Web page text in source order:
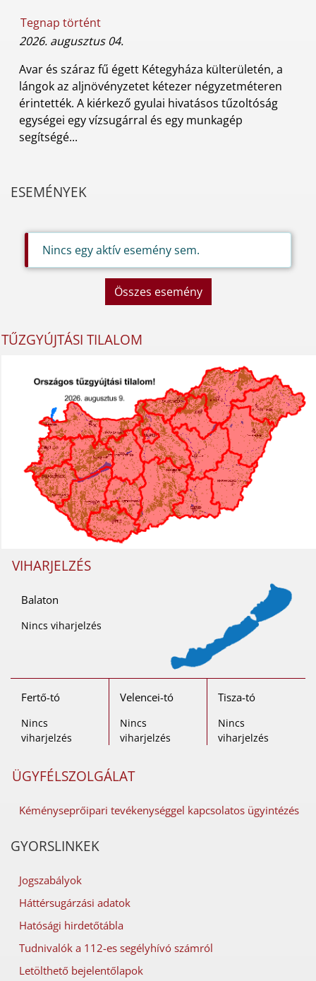
Tegnap történt
2026. augusztus 04.
Avar és száraz fű égett Kétegyháza külterületén, a
lángok az aljnövényzetet kétezer négyzetméteren
érintették. A kiérkező gyulai hivatásos tűzoltóság
egységei egy vízsugárral és egy munkagép
segítségé...
ESEMÉNYEK
Nincs egy aktív esemény sem.
Összes esemény
TŰZGYÚJTÁSI TILALOM
VIHARJELZÉS
Balaton
Nincs viharjelzés
Fertő-tó
Nincs
viharjelzés
Velencei-tó
Nincs
viharjelzés
Tisza-tó
Nincs
viharjelzés
ÜGYFÉLSZOLGÁLAT
Kéményseprőipari tevékenységgel kapcsolatos ügyintézés
GYORSLINKEK
Jogszabályok
Háttérsugárzási adatok
Hatósági hirdetőtábla
Tudnivalók a 112-es segélyhívó számról
Letölthető bejelentőlapok